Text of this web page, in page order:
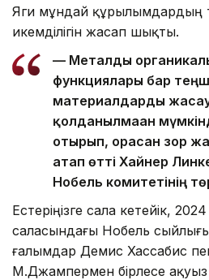
Яги мұндай құрылымдардың
икемділігін жасап шықты.
— Металды
функциялары бар
материалдарды
қолданылмаған
отырып, орасан зор
атап өтті Хайнер
Нобель комитетінің
Естеріңізге сала кетейік,
саласындағы Нобель
ғалымдар Демис Хассабис
М.Джампермен бірлесе